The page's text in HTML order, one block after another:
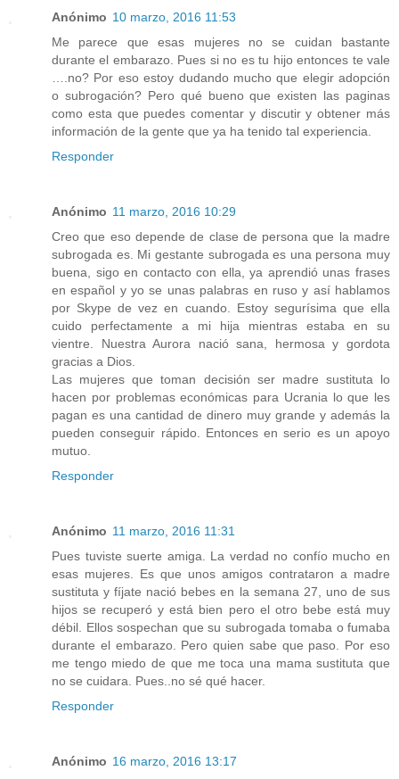
Anónimo 10 marzo, 2016 11:53
Me parece que esas mujeres no se cuidan bastante
durante el embarazo. Pues si no es tu hijo entonces te vale
….no? Por eso estoy dudando mucho que elegir adopción
o subrogación? Pero qué bueno que existen las paginas
como esta que puedes comentar y discutir y obtener más
información de la gente que ya ha tenido tal experiencia.
Responder
Anónimo 11 marzo, 2016 10:29
Creo que eso depende de clase de persona que la madre
subrogada es. Mi gestante subrogada es una persona muy
buena, sigo en contacto con ella, ya aprendió unas frases
en español y yo se unas palabras en ruso y así hablamos
por Skype de vez en cuando. Estoy segurísima que ella
cuido perfectamente a mi hija mientras estaba en su
vientre. Nuestra Aurora nació sana, hermosa y gordota
gracias a Dios.
Las mujeres que toman decisión ser madre sustituta lo
hacen por problemas económicas para Ucrania lo que les
pagan es una cantidad de dinero muy grande y además la
pueden conseguir rápido. Entonces en serio es un apoyo
mutuo.
Responder
Anónimo 11 marzo, 2016 11:31
Pues tuviste suerte amiga. La verdad no confío mucho en
esas mujeres. Es que unos amigos contrataron a madre
sustituta y fíjate nació bebes en la semana 27, uno de sus
hijos se recuperó y está bien pero el otro bebe está muy
débil. Ellos sospechan que su subrogada tomaba o fumaba
durante el embarazo. Pero quien sabe que paso. Por eso
me tengo miedo de que me toca una mama sustituta que
no se cuidara. Pues..no sé qué hacer.
Responder
Anónimo 16 marzo, 2016 13:17